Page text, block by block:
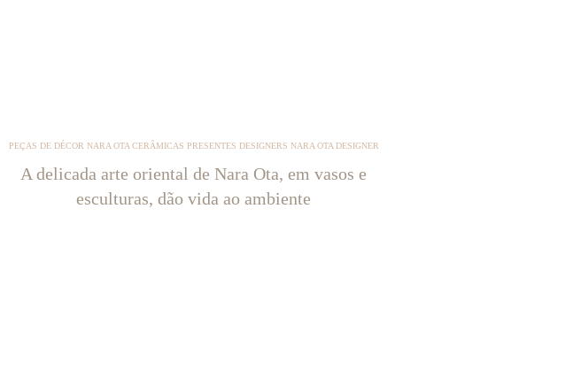
PEÇAS DE DÉCOR NARA OTA CERÂMICAS PRESENTES DESIGNERS NARA OTA DESIGNER
A delicada arte oriental de Nara Ota, em vasos e
esculturas, dão vida ao ambiente